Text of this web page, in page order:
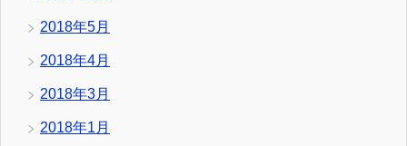
2018年5月
2018年4月
2018年3月
2018年1月